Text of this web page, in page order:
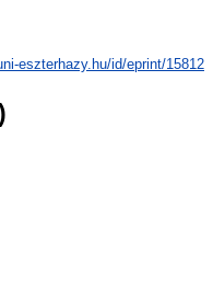
eszterhazy.hu/id/eprint/15812